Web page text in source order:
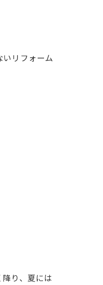
リフォーム
り、夏には